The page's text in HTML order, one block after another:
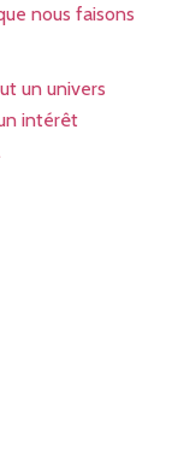
nous faisons
un univers
intérêt